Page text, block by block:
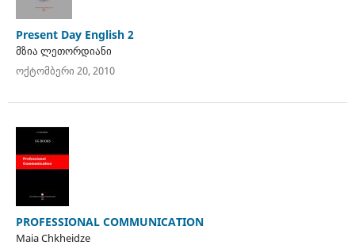
Present Day English 2
მზია ლეთორდიანი
ოქტომბერი 20, 2010
PROFESSIONAL COMMUNICATION
Maia Chkheidze